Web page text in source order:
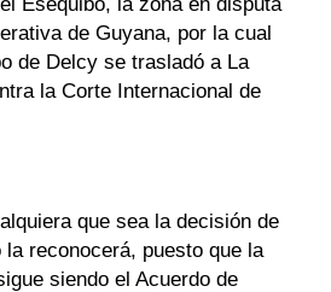
de Guyana, por la cual
de Delcy se trasladó a La
la Corte Internacional de
que sea la decisión de
la reconocerá, puesto que la
siendo el Acuerdo de